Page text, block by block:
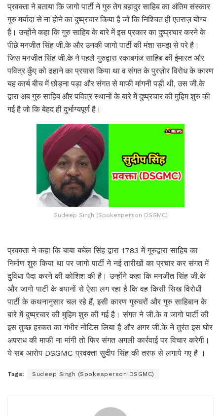
प्रवक्ता ने बताया कि जागो पार्टी ने गुरु तेग बहादुर साहिब का अंतिम संस्कार
गुरु मर्यादा से ना होने का दुष्प्रचार किया है जो कि निश्चित ही एतराज़ योग्य
है। उन्होंने कहा कि गुरु साहिब के बारे में इस प्रकार का दुष्प्रचार करने के
पीछे मनजीत सिंह जी.के और उनकी जागो पार्टी की मंशा समझ से परे है।
जिस मनजीत सिंह जी.के ने पहले गुरुद्वारा रकाबगंज साहिब की ईमारत और
पवित्र कुँए को ढहाने का प्रयास किया था व संगत के पुरज़ोर विरोध के कारण
यह कार्य बीच में छोड़ना पड़ा और संगत से माफी मांगनी पड़ी थी, उस जी.के
द्वारा अब गुरु साहिब और पवित्र स्थानों के बारे में दुष्प्रचार की मुहिम शुरु की
गई है जो कि बेहद ही दुर्भाग्यपूर्ण है।
Sudeep Singh (Spokesperson DSGMC)
प्रवक्ता ने कहा कि बाबा बघेल सिंह द्वारा 1783 में गुरुद्वारा साहिब का
निर्माण शुरु किया था पर जागो पार्टी ने नई तारीखों का प्रचार कर संगत में
दुविधा पैदा करने की कोशिश की है। उन्होंने कहा कि मनजीत सिंह जी.के
और जागो पार्टी के बयानों से ऐसा लग रहा है कि वह किसी सिख विरोधी
पार्टी के कथनानुसार चल रहे हैं, इसी कारण गुरुघरों और गुरु साहिबान के
बारे में दुष्प्रचार की मुहिम शुरु की गई है। संगत ने जी.के व जागो पार्टी की
इस तुच्छ हरकत का गंभीर नोटिस लिया है और अगर जी.के ने तुरंत इस घोर
अपराध की माफी ना मांगी तो फिर संगत अगली कार्रवाई पर विचार करेगी।
ये सब आरोप DSGMC प्रवक्ता सुदीप सिंह की तरफ से लगाये गए है ।
Tags: Sudeep Singh (Spokesperson DSGMC)